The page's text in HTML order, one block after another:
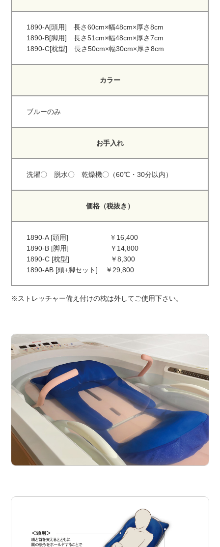
1890-A[頭用] 長さ60cm×幅48cm×厚さ8cm
1890-B[脚用] 長さ51cm×幅48cm×厚さ7cm
1890-C[枕型] 長さ50cm×幅30cm×厚さ8cm
カラー
ブルーのみ
お手入れ
洗濯〇 脱水〇 乾燥機〇（60℃・30分以内）
価格（税抜き）
1890-A [頭用] ￥16,400
1890-B [脚用] ￥14,800
1890-C [枕型] ￥8,300
1890-AB [頭+脚セット] ￥29,800
※ストレッチャー備え付けの枕は外してご使用下さい。